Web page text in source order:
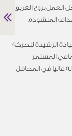
العمل بروح الفريق
المنشودة.
الرشيدة للحركة
المستمر
عاليا في المحافل